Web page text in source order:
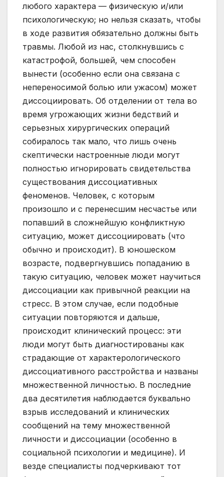
любого характера — физическую и/или
психологическую; но нельзя сказать, чтобы
в ходе развития обязательно должны быть
травмы. Любой из нас, столкнувшись с
катастрофой, большей, чем способен
вынести (особенно если она связана с
непереносимой болью или ужасом) может
диссоциировать. Об отделении от тела во
время угрожающих жизни бедствий и
серьезных хирургических операций
собиралось так мало, что лишь очень
скептически настроенные люди могут
полностью игнорировать свидетельства
существования диссоциативных
феноменов. Человек, с которым
произошло и с перенесшим несчастье или
попавший в сложнейшую конфликтную
ситуацию, может диссоциировать (что
обычно и происходит). В юношеском
возрасте, подвергнувшись попаданию в
такую ситуацию, человек может научиться
диссоциации как привычной реакции на
стресс. В этом случае, если подобные
ситуации повторяются и дальше,
происходит клинический процесс: эти
люди могут быть диагностированы как
страдающие от характерологического
диссоциативного расстройства и названы
множественной личностью. В последние
два десятилетия наблюдается буквально
взрыв исследований и клинических
сообщений на тему множественной
личности и диссоциации (особенно в
социальной психологии и медицине). И
везде специалисты подчеркивают тот